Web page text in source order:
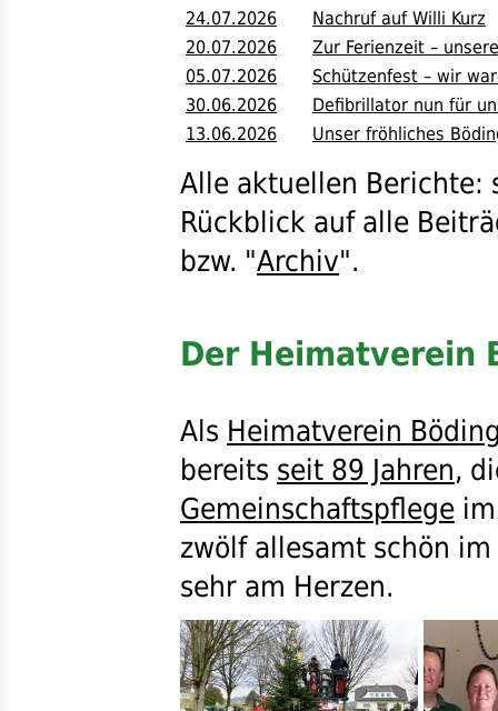
24.07.2026
Nachruf auf Willi Kurz
20.07.2026
Zur Ferienzeit –
05.07.2026
Schützenfest – wir
30.06.2026
Defibrillator nun für
13.06.2026
Unser fröhliches
Alle aktuellen Berichte:
Rückblick auf alle
bzw. "Archiv".
Der Heimatverein
Als Heimatverein
bereits seit 89 Jahren,
Gemeinschaftspflege
zwölf allesamt schön
sehr am Herzen.